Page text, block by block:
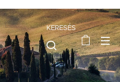
KERESÉS